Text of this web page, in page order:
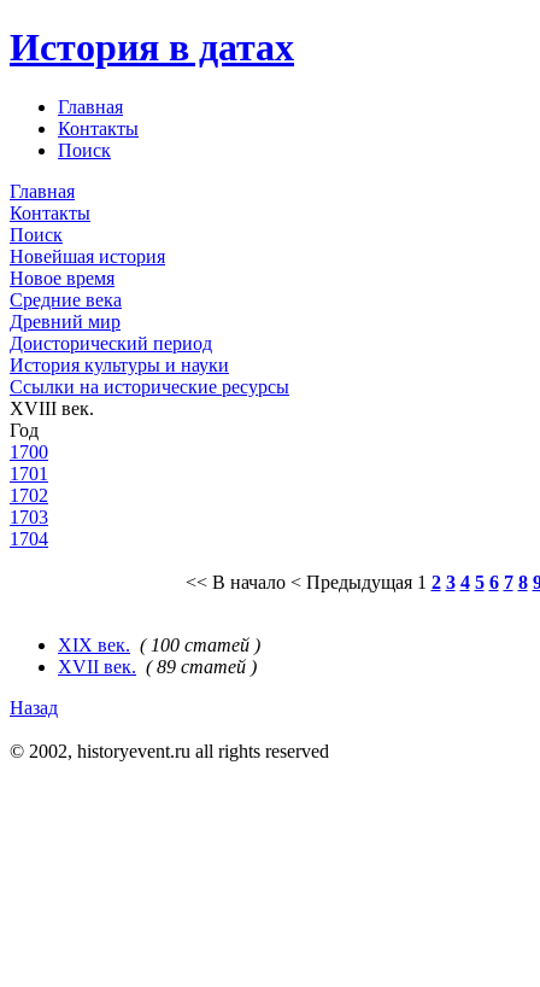
История в датах
Главная
Контакты
Поиск
Главная
Контакты
Поиск
Новейшая история
Новое время
Средние века
Древний мир
Доисторический период
История культуры и науки
Ссылки на исторические ресурсы
XVIII век.
Год
1700
1701
1702
1703
1704
<< В начало < Предыдущая 1 2 3 4 5 6 7 8
XIX век. ( 100 статей )
XVII век. ( 89 статей )
Назад
© 2002, historyevent.ru all rights reserved